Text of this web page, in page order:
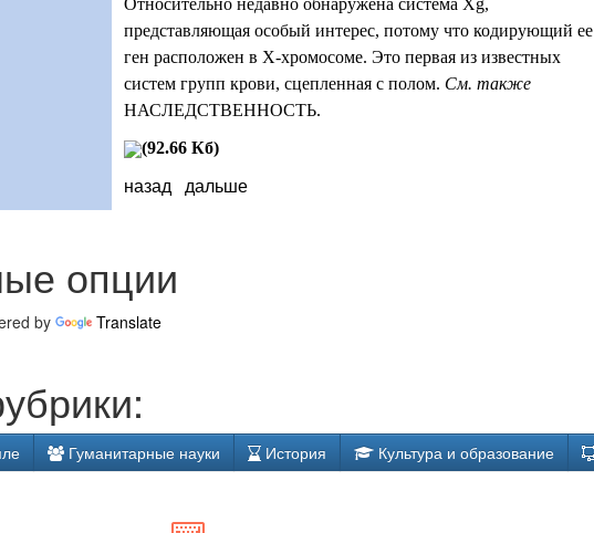
Относительно недавно обнаружена система Xg,
представляющая особый интерес, потому что кодирующий ее
ген расположен в Х-хромосоме. Это первая из известных
систем групп крови, сцепленная с полом. См. также
НАСЛЕДСТВЕННОСТЬ.
(92.66 Кб)
назад дальше
опции
by Translate
Гуманитарные науки История Культура и образование